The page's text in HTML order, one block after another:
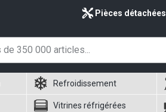
Pièces détachées
Refroidissement
Vitrines réfrigérées